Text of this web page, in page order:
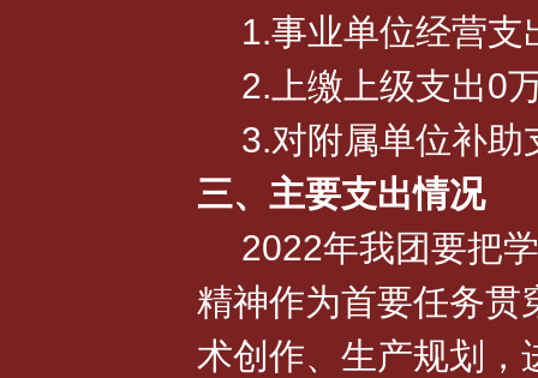
1.事业单位经营支
2.上缴上级支出0
3.对附属单位补助
三、主要支出情况
2022年我团要把
精神作为首要任务贯
术创作、生产规划，